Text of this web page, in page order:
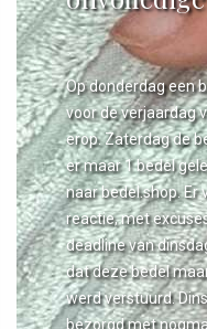
Op donderdag een
voor de verjaardag
erop. Zaterdag de
er maar 1 bedel
naar bedel.shop. Er
reactie, met
deadline van
dat deze bedel
werd verstuurd.
bezorgd met